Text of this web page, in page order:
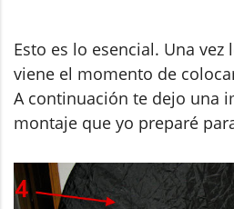
Esto es lo esencial. Una vez
viene el momento de
A continuación te dejo una
montaje que yo preparé